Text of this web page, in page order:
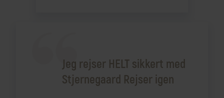
Jeg rejser HELT sikkert med
Stjernegaard Rejser igen